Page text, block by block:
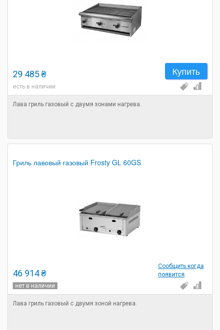
Купить
29 485 ₴
есть в наличии
Лава гриль газовый с двумя зонами нагрева.
Гриль лавовый газовый Frosty GL 60GS
Сообщить когда
появится
46 914 ₴
нет в наличии
Лава гриль газовый с двумя зоной нагрева.